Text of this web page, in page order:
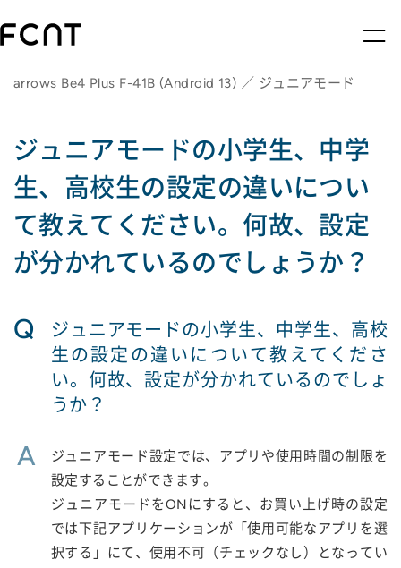
arrows Be4 Plus F-41B (Android 13) ／ ジュニアモード
ジュニアモードの小学生、中学
生、高校生の設定の違いについ
て教えてください。何故、設定
が分かれているのでしょうか？
Q
ジュニアモードの小学生、中学生、高校
生の設定の違いについて教えてくださ
い。何故、設定が分かれているのでしょ
うか？
A
ジュニアモード設定では、アプリや使用時間の制限を
設定することができます。
ジュニアモードをONにすると、お買い上げ時の設定
では下記アプリケーションが「使用可能なアプリを選
択する」にて、使用不可（チェックなし）となってい